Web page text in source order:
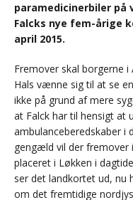
paramedicinerbiler på
Falcks nye fem-årige
april 2015.
Fremover skal borgerne
Hals vænne sig til at se
ikke på grund af mere
at Falck har til hensigt at
ambulanceberedskaber i
gengæld vil der fremover
placeret i Løkken i
ser det landkortet ud, nu
om det fremtidige